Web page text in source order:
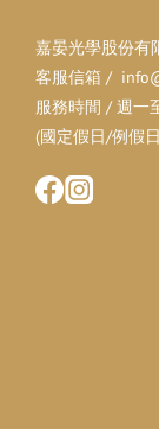
嘉晏光學股份有
客服信箱 /
服務時間 / 週一
(國定假日/例假